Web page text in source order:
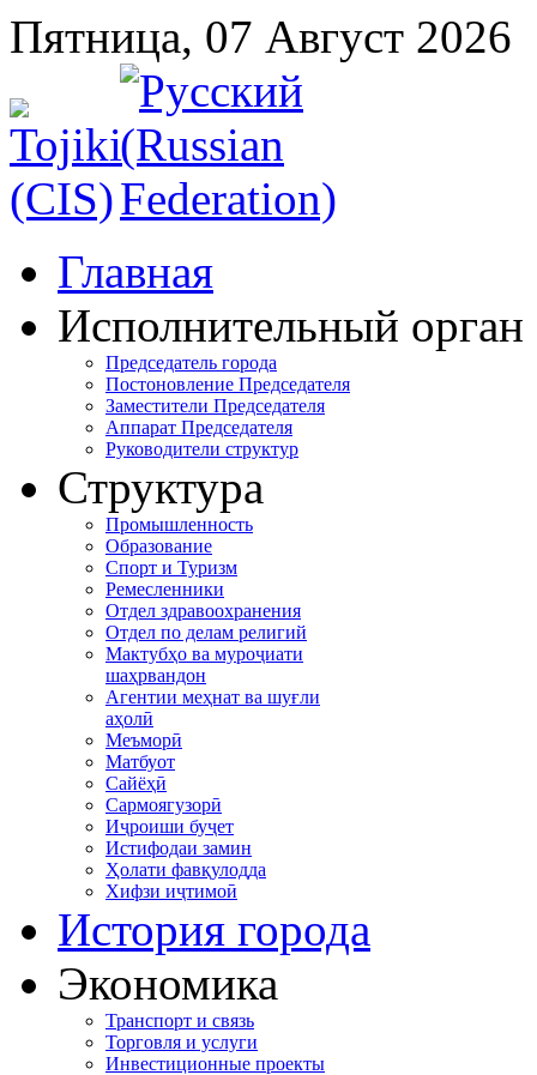
Пятница, 07 Август 2026
Главная
Исполнительный орган
Председатель города
Постоновление Председателя
Заместители Председателя
Аппарат Председателя
Руководители структур
Структура
Промышленность
Образование
Спорт и Туризм
Ремесленники
Отдел здравоохранения
Отдел по делам религий
Мактубҳо ва муроҷиати
шаҳрвандон
Агентии меҳнат ва шуғли
аҳолӣ
Меъморӣ
Матбуот
Сайёҳӣ
Сармоягузорӣ
Иҷроиши буҷет
Истифодаи замин
Ҳолати фавқулодда
Хифзи иҷтимоӣ
История города
Экономика
Транспорт и связь
Торговля и услуги
Инвестиционные проекты